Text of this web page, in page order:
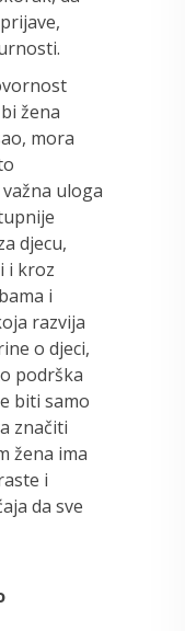
žena
mora
uloga
djecu,
i kroz
i
razvija
o djeci,
podrška
biti samo
značiti
žena ima
i
da sve